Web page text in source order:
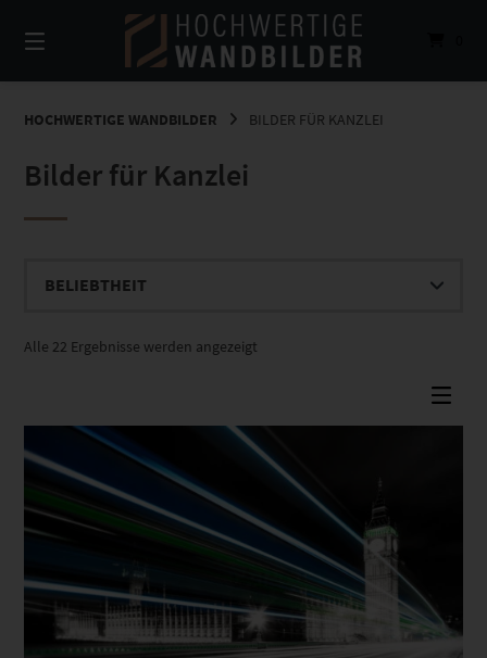
zum
Inhalt
HOCHWERTIGE WANDBILDER BILDER FÜR KANZLEI
Bilder für Kanzlei
Alle 22 Ergebnisse werden angezeigt